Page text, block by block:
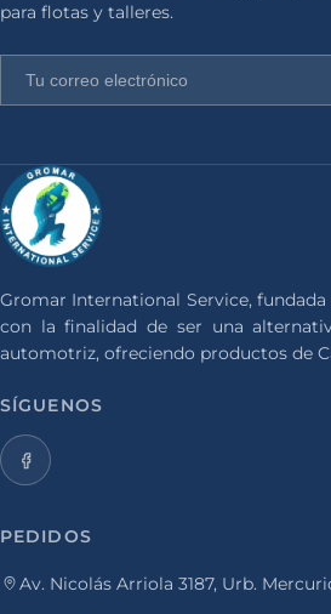
para flotas y talleres.
Gromar International Service,
con la finalidad de ser una
automotriz, ofreciendo productos de
SÍGUENOS
PEDIDOS
Av. Nicolás Arriola 3187, Urb.